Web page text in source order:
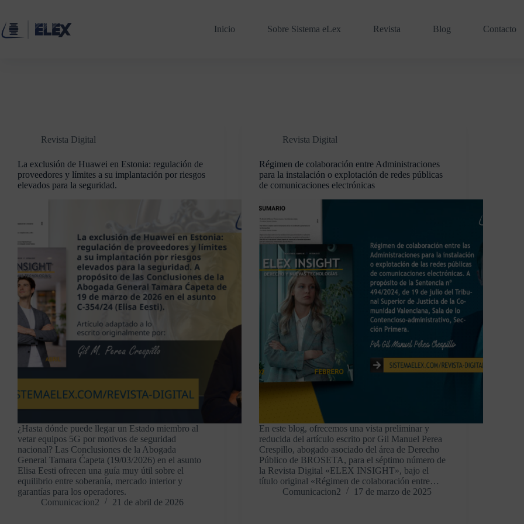
Inicio Sobre Sistema eLex Revista Blog Contacto
Revista Digital
La exclusión de Huawei en Estonia: regulación de
proveedores y límites a su implantación por riesgos
elevados para la seguridad.
¿Hasta dónde puede llegar un Estado miembro al
vetar equipos 5G por motivos de seguridad
nacional? Las Conclusiones de la Abogada
General Tamara Ćapeta (19/03/2026) en el asunto
Elisa Eesti ofrecen una guía muy útil sobre el
equilibrio entre soberanía, mercado interior y
garantías para los operadores.
Comunicacion2
21 de abril de 2026
Revista Digital
Régimen de colaboración entre Administraciones
para la instalación o explotación de redes públicas
de comunicaciones electrónicas
En este blog, ofrecemos una vista preliminar y
reducida del artículo escrito por Gil Manuel Perea
Crespillo, abogado asociado del área de Derecho
Público de BROSETA, para el séptimo número de
la Revista Digital «ELEX INSIGHT», bajo el
título original «Régimen de colaboración entre…
Comunicacion2
17 de marzo de 2025